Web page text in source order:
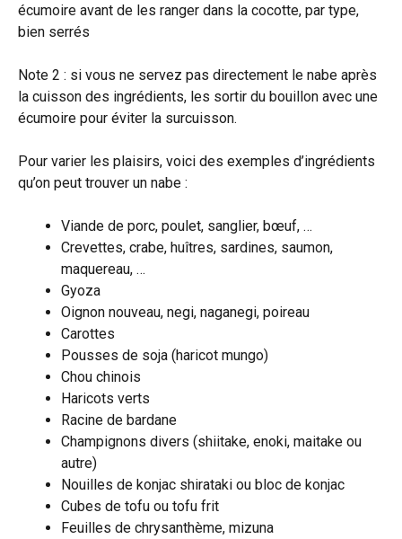
écumoire avant de les ranger dans la cocotte, par type,
bien serrés
Note 2 : si vous ne servez pas directement le nabe après
la cuisson des ingrédients, les sortir du bouillon avec une
écumoire pour éviter la surcuisson.
Pour varier les plaisirs, voici des exemples d’ingrédients
qu’on peut trouver un nabe :
Viande de porc, poulet, sanglier, bœuf, …
Crevettes, crabe, huîtres, sardines, saumon,
maquereau, …
Gyoza
Oignon nouveau, negi, naganegi, poireau
Carottes
Pousses de soja (haricot mungo)
Chou chinois
Haricots verts
Racine de bardane
Champignons divers (shiitake, enoki, maitake ou
autre)
Nouilles de konjac shirataki ou bloc de konjac
Cubes de tofu ou tofu frit
Feuilles de chrysanthème, mizuna